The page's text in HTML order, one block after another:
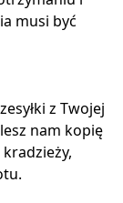
musi być
z Twojej
nam kopię